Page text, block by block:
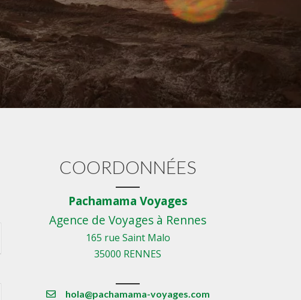
COORDONNÉES
Pachamama Voyages
Agence de Voyages à Rennes
165 rue Saint Malo
35000 RENNES
hola@pachamama-voyages.com